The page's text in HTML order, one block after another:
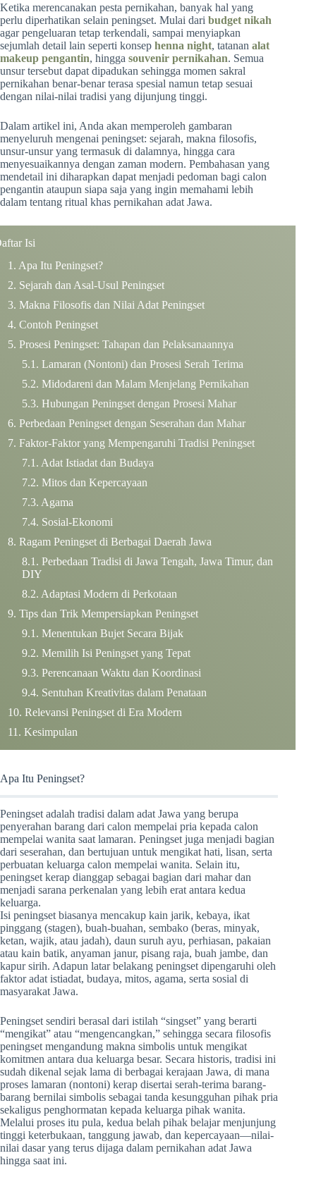
Ketika merencanakan pesta pernikahan, banyak hal yang
perlu diperhatikan selain peningset. Mulai dari budget nikah
agar pengeluaran tetap terkendali, sampai menyiapkan
sejumlah detail lain seperti konsep henna night, tatanan alat
makeup pengantin, hingga souvenir pernikahan. Semua
unsur tersebut dapat dipadukan sehingga momen sakral
pernikahan benar-benar terasa spesial namun tetap sesuai
dengan nilai-nilai tradisi yang dijunjung tinggi.
Dalam artikel ini, Anda akan memperoleh gambaran
menyeluruh mengenai peningset: sejarah, makna filosofis,
unsur-unsur yang termasuk di dalamnya, hingga cara
menyesuaikannya dengan zaman modern. Pembahasan yang
mendetail ini diharapkan dapat menjadi pedoman bagi calon
pengantin ataupun siapa saja yang ingin memahami lebih
dalam tentang ritual khas pernikahan adat Jawa.
Isi
Apa Itu Peningset?
Sejarah dan Asal-Usul Peningset
Makna Filosofis dan Nilai Adat Peningset
Contoh Peningset
Prosesi Peningset: Tahapan dan Pelaksanaannya
Lamaran (Nontoni) dan Prosesi Serah Terima
Midodareni dan Malam Menjelang Pernikahan
Hubungan Peningset dengan Prosesi Mahar
Perbedaan Peningset dengan Seserahan dan Mahar
Faktor-Faktor yang Mempengaruhi Tradisi Peningset
Adat Istiadat dan Budaya
Mitos dan Kepercayaan
Agama
Sosial-Ekonomi
Ragam Peningset di Berbagai Daerah Jawa
Perbedaan Tradisi di Jawa Tengah, Jawa Timur, dan
DIY
Adaptasi Modern di Perkotaan
Tips dan Trik Mempersiapkan Peningset
Menentukan Bujet Secara Bijak
Memilih Isi Peningset yang Tepat
Perencanaan Waktu dan Koordinasi
Sentuhan Kreativitas dalam Penataan
Relevansi Peningset di Era Modern
Kesimpulan
Apa Itu Peningset?
Peningset adalah tradisi dalam adat Jawa yang berupa
penyerahan barang dari calon mempelai pria kepada calon
mempelai wanita saat lamaran. Peningset juga menjadi bagian
dari seserahan, dan bertujuan untuk mengikat hati, lisan, serta
perbuatan keluarga calon mempelai wanita. Selain itu,
peningset kerap dianggap sebagai bagian dari mahar dan
menjadi sarana perkenalan yang lebih erat antara kedua
keluarga.
Isi peningset biasanya mencakup kain jarik, kebaya, ikat
pinggang (stagen), buah-buahan, sembako (beras, minyak,
ketan, wajik, atau jadah), daun suruh ayu, perhiasan, pakaian
atau kain batik, anyaman janur, pisang raja, buah jambe, dan
kapur sirih. Adapun latar belakang peningset dipengaruhi oleh
faktor adat istiadat, budaya, mitos, agama, serta sosial di
masyarakat Jawa.
Peningset sendiri berasal dari istilah “singset” yang berarti
“mengikat” atau “mengencangkan,” sehingga secara filosofis
peningset mengandung makna simbolis untuk mengikat
komitmen antara dua keluarga besar. Secara historis, tradisi ini
sudah dikenal sejak lama di berbagai kerajaan Jawa, di mana
proses lamaran (nontoni) kerap disertai serah-terima barang-
barang bernilai simbolis sebagai tanda kesungguhan pihak pria
sekaligus penghormatan kepada keluarga pihak wanita.
Melalui proses itu pula, kedua belah pihak belajar menjunjung
tinggi keterbukaan, tanggung jawab, dan kepercayaan—nilai-
nilai dasar yang terus dijaga dalam pernikahan adat Jawa
hingga saat ini.